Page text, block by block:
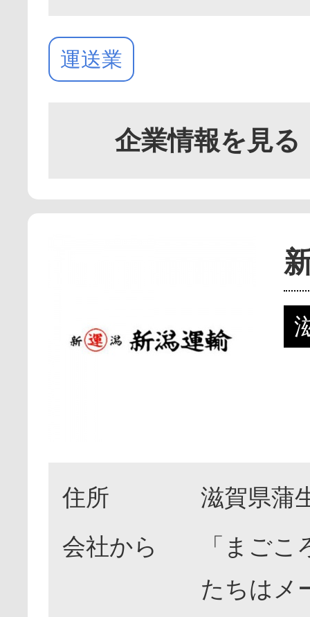
運送業
企業情報を見る
住所
滋賀県蒲
会社から
「まご
たちはメ